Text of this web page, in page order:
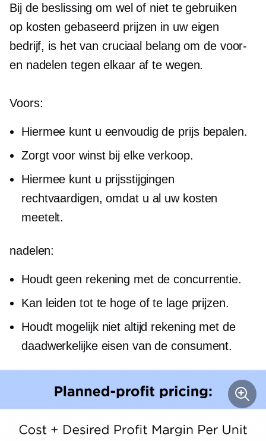
Bij de beslissing om wel of niet te gebruiken
op kosten gebaseerd prijzen in uw eigen
bedrijf, is het van cruciaal belang om de voor-
en nadelen tegen elkaar af te wegen.
Voors:
Hiermee kunt u eenvoudig de prijs bepalen.
Zorgt voor winst bij elke verkoop.
Hiermee kunt u prijsstijgingen
rechtvaardigen, omdat u al uw kosten
meetelt.
nadelen:
Houdt geen rekening met de concurrentie.
Kan leiden tot te hoge of te lage prijzen.
Houdt mogelijk niet altijd rekening met de
daadwerkelijke eisen van de consument.